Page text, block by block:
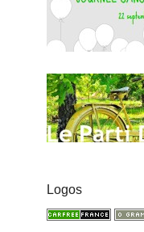
Logos